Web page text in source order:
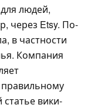
людей,
через Etsy. По-
в частности
Компания
вики-